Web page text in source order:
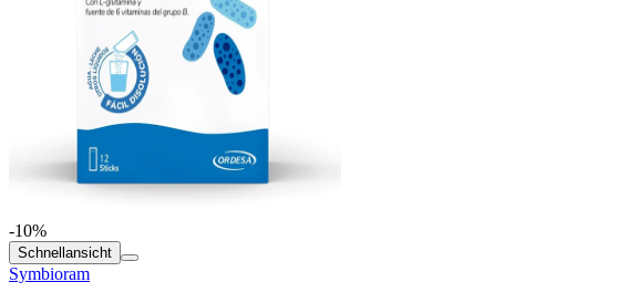
-10%
Schnellansicht
Symbioram